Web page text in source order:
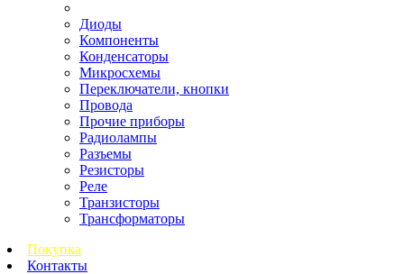
Диоды
Компоненты
Конденсаторы
Микросхемы
Переключатели, кнопки
Провода
Прочие приборы
Радиолампы
Разъемы
Резисторы
Реле
Транзисторы
Трансформаторы
Покупка
Контакты